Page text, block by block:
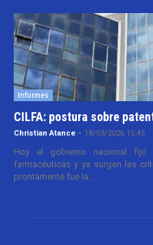
Informes
CILFA: postura sobre
Christian Atance - 18/03/2026 15:45
Hoy el gobierno nacional fijó
farmacéuticas y ya surgen las
prontamente fue la...